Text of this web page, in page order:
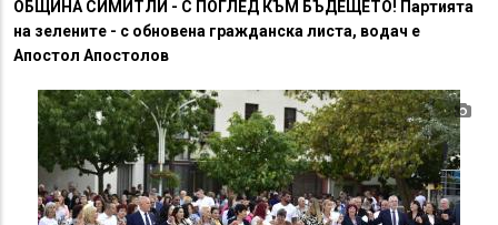
ОБЩИНА СИМИТЛИ - С ПОГЛЕД КЪМ БЪДЕЩЕТО! Партията
на зелените - с обновена гражданска листа, водач е
Апостол Апостолов